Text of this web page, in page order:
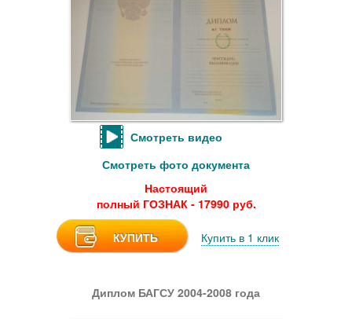
Смотреть видео
Смотреть фото документа
Настоящий
полный ГОЗНАК - 17990 руб.
КУПИТЬ Купить в 1 клик
Диплом БАГСУ 2004-2008 года